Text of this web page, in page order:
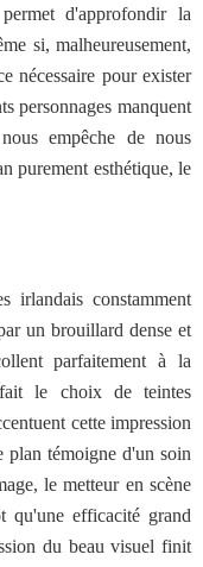
d'approfondir la
si, malheureusement,
nécessaire pour exister
personnages manquent
empêche de nous
purement esthétique, le
irlandais constamment
un brouillard dense et
parfaitement à la
le choix de teintes
cette impression
plan témoigne d'un soin
le metteur en scène
qu'une efficacité grand
du beau visuel finit